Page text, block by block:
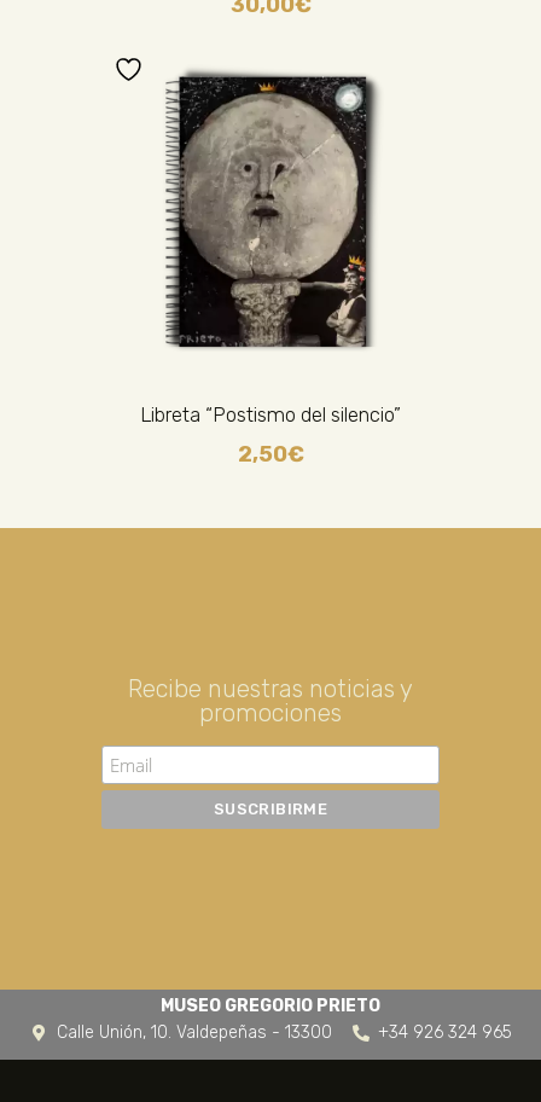
Libreta “Postismo del silencio”
2,50€
Recibe nuestras noticias y
promociones
MUSEO GREGORIO PRIETO
Calle Unión, 10. Valdepeñas - 13300
+34 926 324 965